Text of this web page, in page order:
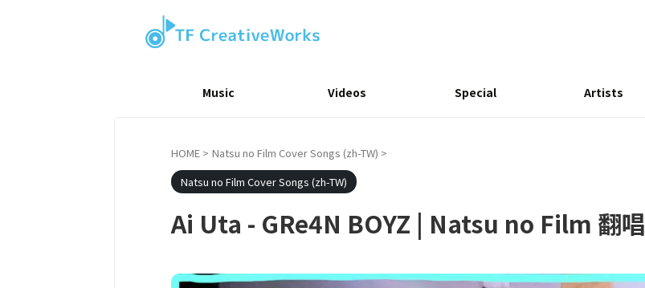
Music Videos Special Artists
HOME > Natsu no Film Cover Songs (zh-TW) >
Natsu no Film Cover Songs (zh-TW)
Ai Uta - GRe4N BOYZ | Natsu no Film 翻唱